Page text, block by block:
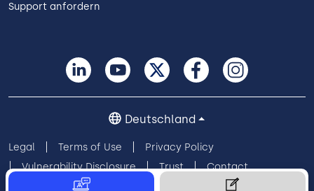
Support anfordern
Legal Terms of Use
Privacy Policy
Vulnerability Disclosure
Trust
Contact
Cookie Preferences
Your Privacy Choices
Deutschland